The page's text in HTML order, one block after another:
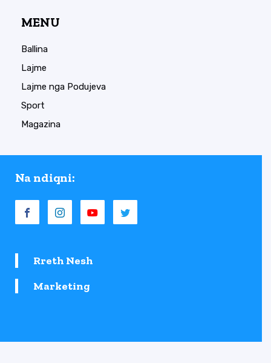
MENU
Ballina
Lajme
Lajme nga Podujeva
Sport
Magazina
Na ndiqni:
Rreth Nesh
Marketing